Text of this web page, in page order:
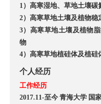
1 ）高寒湿地、草地土壤碳
2）高寒草地土壤及植物稳
3） 高寒草地土壤及植物
物
4） 高寒草地植硅体及植硅
个人经历
工作经历
2017.11-至今青海大学 国